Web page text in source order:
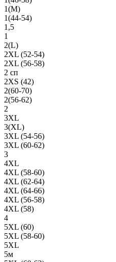
1(М)
1(44-54)
1,5
1
2(L)
2XL (52-54)
2XL (56-58)
2 сп
2XS (42)
2(60-70)
2(56-62)
2
3XL
3(XL)
3XL (54-56)
3XL (60-62)
3
4XL
4XL (58-60)
4XL (62-64)
4XL (64-66)
4XL (56-58)
4XL (58)
4
5XL (60)
5XL (58-60)
5XL
5м